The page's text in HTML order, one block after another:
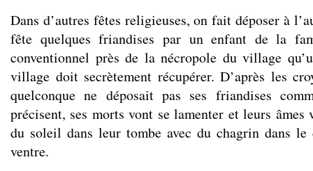
Dans d’autres fêtes religieuses, on fait déposer à
fête quelques friandises par un enfant de la
conventionnel près de la nécropole du village
village doit secrètement récupérer. D’après les
quelconque ne déposait pas ses friandises
précisent, ses morts vont se lamenter et leurs
du soleil dans leur tombe avec du chagrin dans
ventre.